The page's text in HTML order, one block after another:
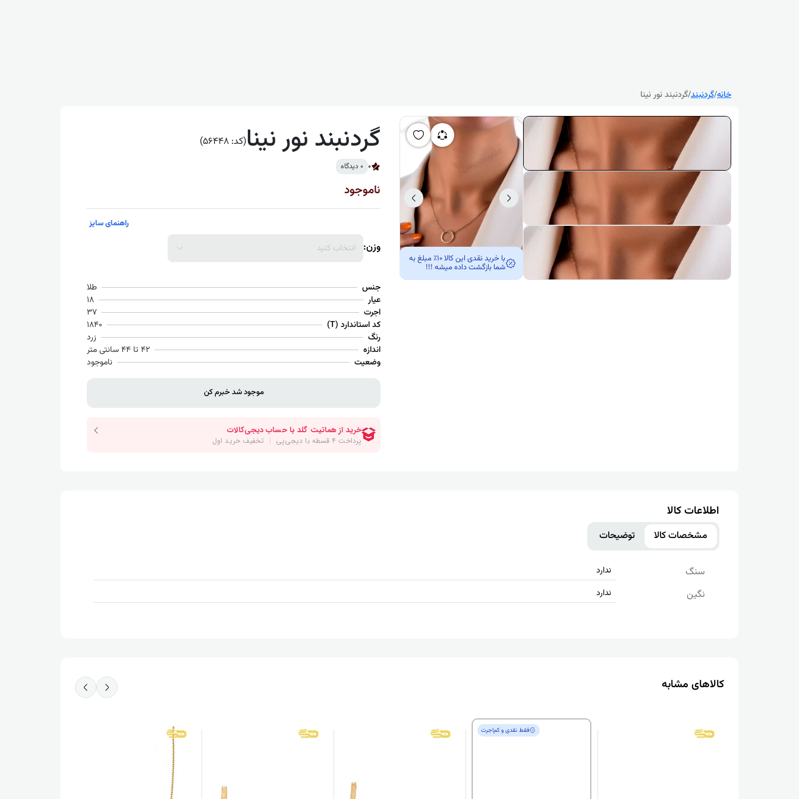
خانه/گردنبند/گردنبند نور نینا
با خرید نقدی این کالا 10٪ مبلغ به
شما بازگشت داده میشه !!!
گردنبند نور نینا(کد: 56448)
0 0 دیدگاه
ناموجود
راهنمای سایز
وزن: انتخاب کنید
جنس
طلا
عیار
18
اجرت
37
کد استاندارد (T)
1840
رنگ
زرد
اندازه
42 تا 44 سانتی متر
وضعیت
ناموجود
موجود شد خبرم کن
اطلاعات کالا
مشخصات کالا توضیحات
سنگ ندارد
نگین ندارد
کالاهای مشابه
فقط‌ نقدی و کم‌اجرت